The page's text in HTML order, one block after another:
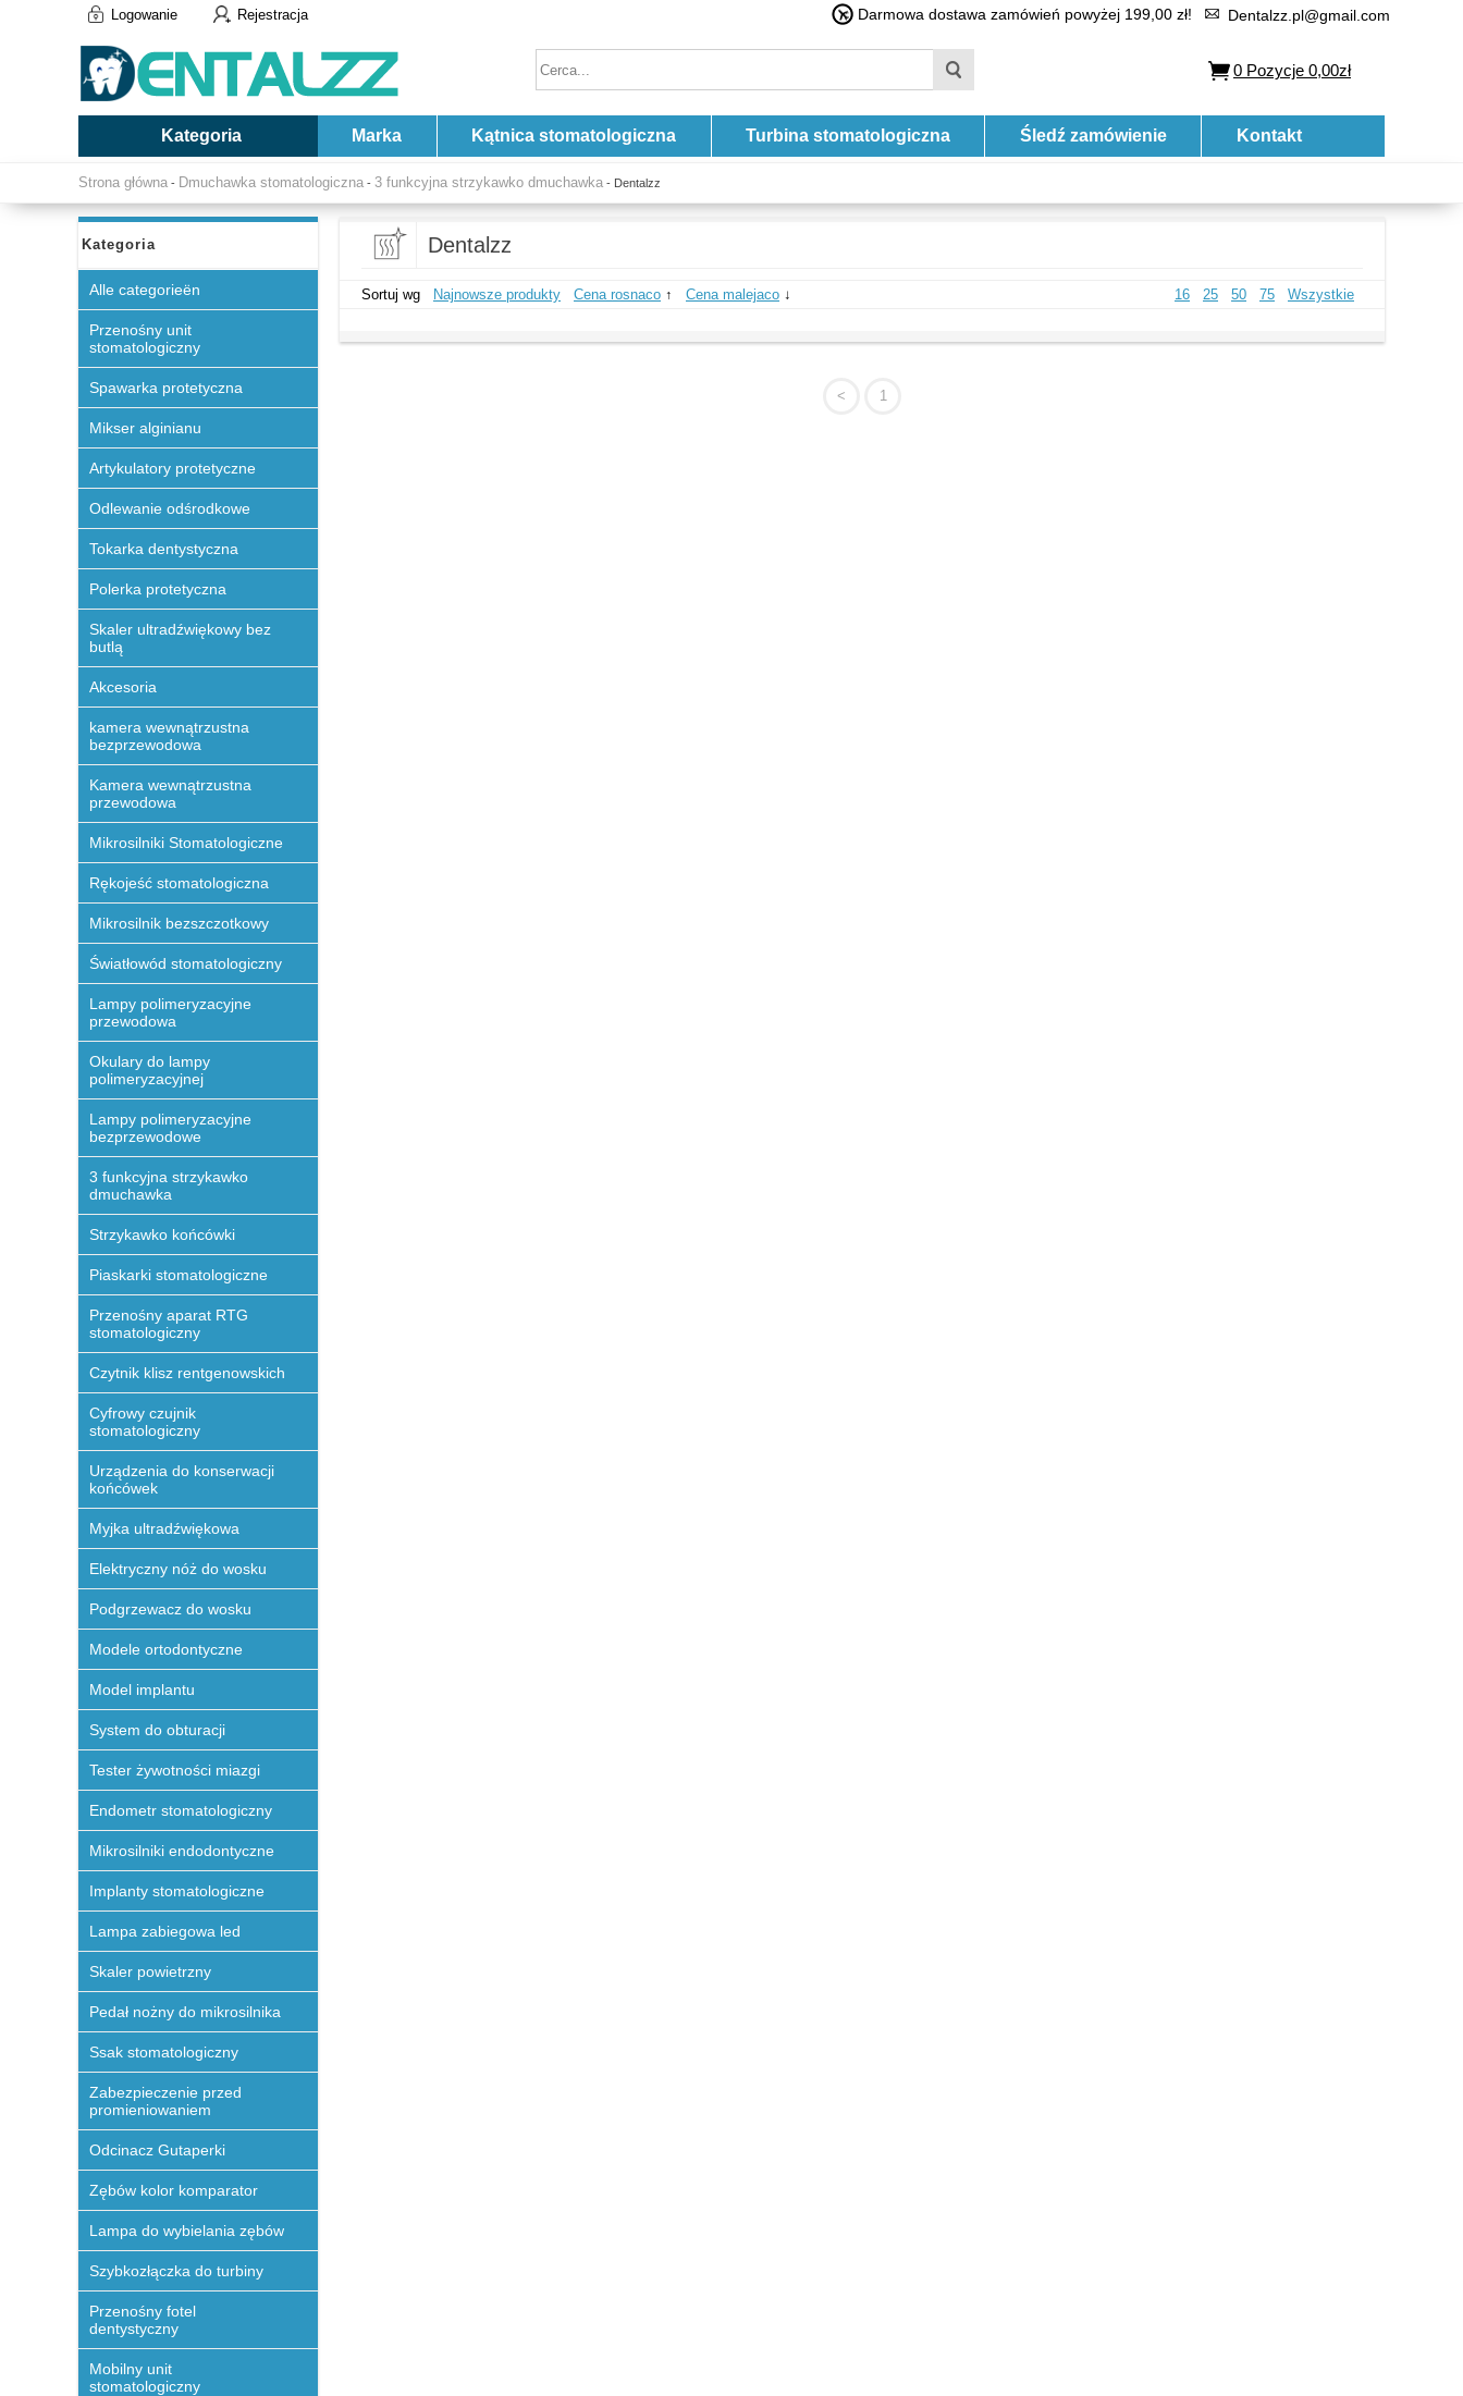
Logowanie Rejestracja Darmowa dostawa zamówień powyżej 199,00 zł! Dentalzz.pl@gmail.com
0 Pozycje 0,00zł
Kategoria Marka Kątnica stomatologiczna Turbina stomatologiczna Śledź zamówienie Kontakt
Strona główna - Dmuchawka stomatologiczna - 3 funkcyjna strzykawko dmuchawka - Dentalzz
Kategoria
Alle categorieën
Przenośny unit
stomatologiczny
Spawarka protetyczna
Mikser alginianu
Artykulatory protetyczne
Odlewanie odśrodkowe
Tokarka dentystyczna
Polerka protetyczna
Skaler ultradźwiękowy bez
butlą
Akcesoria
kamera wewnątrzustna
bezprzewodowa
Kamera wewnątrzustna
przewodowa
Mikrosilniki Stomatologiczne
Rękojeść stomatologiczna
Mikrosilnik bezszczotkowy
Światłowód stomatologiczny
Lampy polimeryzacyjne
przewodowa
Okulary do lampy
polimeryzacyjnej
Lampy polimeryzacyjne
bezprzewodowe
3 funkcyjna strzykawko
dmuchawka
Strzykawko końcówki
Piaskarki stomatologiczne
Przenośny aparat RTG
stomatologiczny
Czytnik klisz rentgenowskich
Cyfrowy czujnik
stomatologiczny
Urządzenia do konserwacji
końcówek
Myjka ultradźwiękowa
Elektryczny nóż do wosku
Podgrzewacz do wosku
Modele ortodontyczne
Model implantu
System do obturacji
Tester żywotności miazgi
Endometr stomatologiczny
Mikrosilniki endodontyczne
Implanty stomatologiczne
Lampa zabiegowa led
Skaler powietrzny
Pedał nożny do mikrosilnika
Ssak stomatologiczny
Zabezpieczenie przed
promieniowaniem
Odcinacz Gutaperki
Zębów kolor komparator
Lampa do wybielania zębów
Szybkozłączka do turbiny
Przenośny fotel
dentystyczny
Mobilny unit
stomatologiczny
Dentalzz
16 25 50 75 Wszystkie
Sortuj wg Najnowsze produkty Cena rosnaco ↑ Cena malejaco ↓
< 1